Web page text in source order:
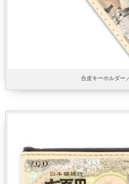
合皮キーホルダー